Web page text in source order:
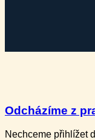
Odcházíme z
Nechceme přihlížet